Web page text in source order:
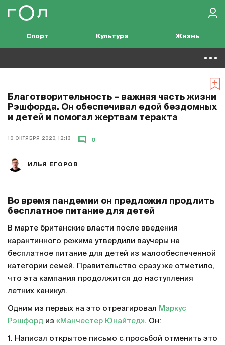
Спорт Культура Жизнь
Благотворительность – важная часть жизни
Рэшфорда. Он обеспечивал едой бездомных
и детей и помогал жертвам теракта
10 ОКТЯБРЯ 2020, 12:13
ИЛЬЯ ЕГОРОВ
0
Во время пандемии он предложил продлить
бесплатное питание для детей
В марте британские власти после введения
карантинного режима утвердили ваучеры на
бесплатное питание для детей из малообеспеченной
категории семей. Правительство сразу же отметило,
что эта кампания продолжится до наступления
летних каникул.
Одним из первых на это отреагировал Маркус
Рэшфорд из «Манчестер Юнайтед». Он:
1. Написал открытое письмо с просьбой отменить это